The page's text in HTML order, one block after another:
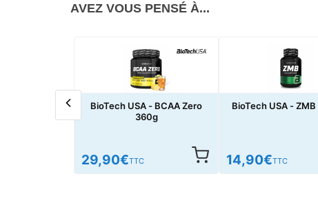
AVEZ VOUS PENSÉ À...
BioTech USA - BCAA Zero
360g
29,90€TTC
BioTech USA -
14,90€TTC